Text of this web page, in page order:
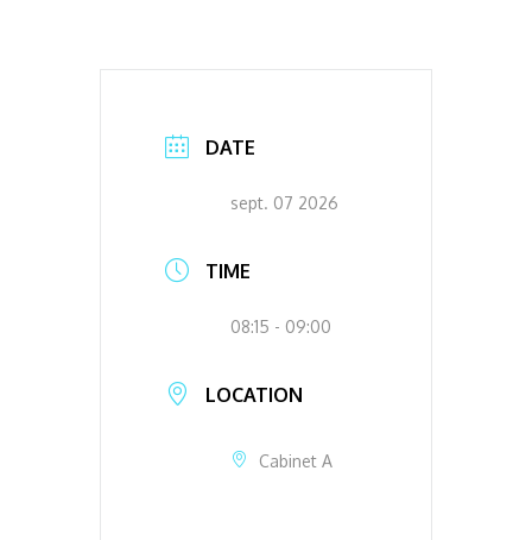
DATE
sept. 07 2026
TIME
08:15 - 09:00
LOCATION
Cabinet A